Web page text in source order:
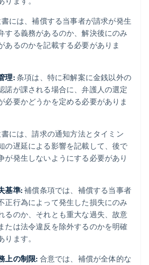
には、補償する当事者が請求が発生
する義務があるのか、解決後にのみ
あるのかを記載する必要がありま
理: 条項は、特に和解案に金銭以外の
諾が課される場合に、弁護人の選定
必要かどうかを定める必要がありま
には、請求の通知方法とタイミン
の遅延による影響を記載して、後で
が発生しないようにする必要があり
基準: 補償条項では、補償する当事者
正行為によって発生した損失にのみ
るのか、それとも重大な過失、故意
たは法令違反を除外するのかを明確
ます。
上の制限: 合意では、補償が全体的な